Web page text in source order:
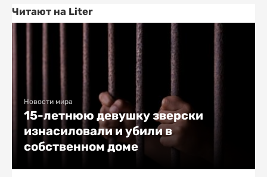
Читают на Liter
Новости мира
15-летнюю девушку зверски
изнасиловали и убили в
собственном доме